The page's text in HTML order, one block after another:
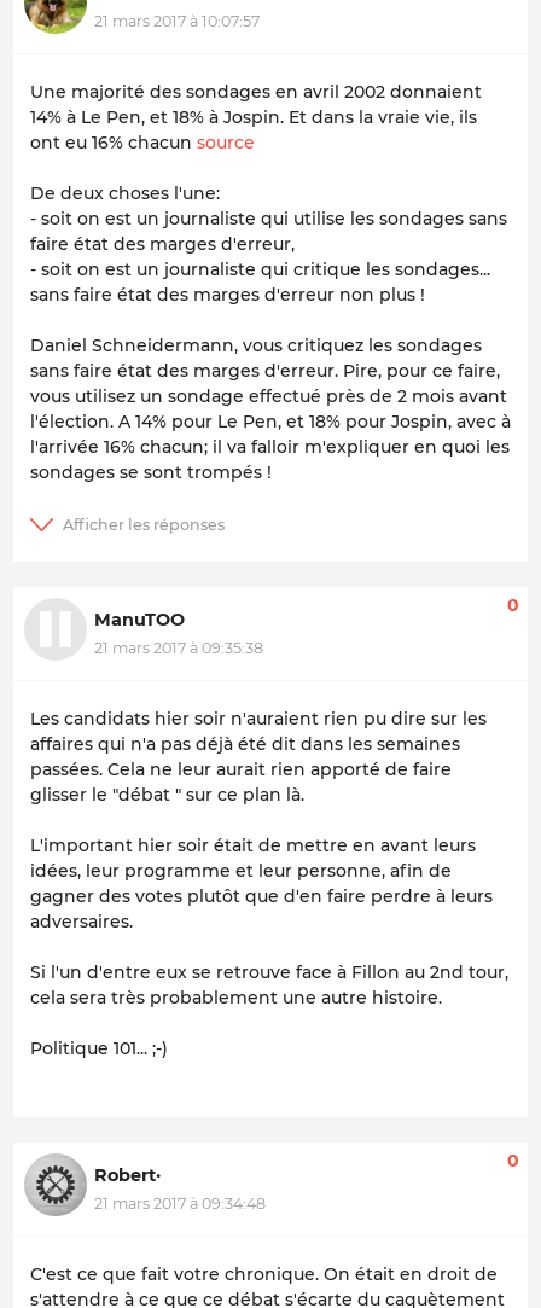
21 mars 2017 à 10:07:57
Une majorité des sondages en avril 2002 donnaient
14% à Le Pen, et 18% à Jospin. Et dans la vraie vie, ils
ont eu 16% chacun source
De deux choses l'une:
- soit on est un journaliste qui utilise les sondages sans
faire état des marges d'erreur,
- soit on est un journaliste qui critique les sondages...
sans faire état des marges d'erreur non plus !
Daniel Schneidermann, vous critiquez les sondages
sans faire état des marges d'erreur. Pire, pour ce faire,
vous utilisez un sondage effectué près de 2 mois avant
l'élection. A 14% pour Le Pen, et 18% pour Jospin, avec à
l'arrivée 16% chacun; il va falloir m'expliquer en quoi les
sondages se sont trompés !
ManuTOO
21 mars 2017 à 09:35:38
0
Les candidats hier soir n'auraient rien pu dire sur les
affaires qui n'a pas déjà été dit dans les semaines
passées. Cela ne leur aurait rien apporté de faire
glisser le "débat " sur ce plan là.
L'important hier soir était de mettre en avant leurs
idées, leur programme et leur personne, afin de
gagner des votes plutôt que d'en faire perdre à leurs
adversaires.
Si l'un d'entre eux se retrouve face à Fillon au 2nd tour,
cela sera très probablement une autre histoire.
Politique 101... ;-)
Robert·
21 mars 2017 à 09:34:48
0
C'est ce que fait votre chronique. On était en droit de
s'attendre à ce que ce débat s'écarte du caquètement